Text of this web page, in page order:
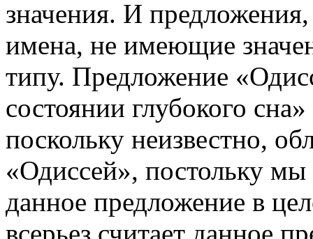
значения. И
имена, не имеющие
типу. Предложение
состоянии глубокого
поскольку неизвестно,
«Одиссей», постольку мы
данное предложение в
всерьез считает данное